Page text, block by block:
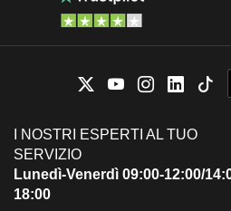
I NOSTRI ESPERTI AL TUO
SERVIZIO
Lunedì-Venerdì 09:00-12:00/
18:00